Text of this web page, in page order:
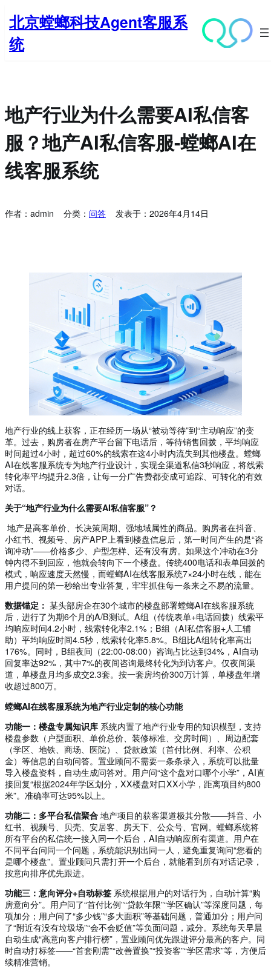
至
内
容
北京螳螂科技Agent客服系
统
地产行业为什么需要AI私信客
服？地产AI私信客服-螳螂AI在
线客服系统
作者： admin 分类： 问答 发表于： 2026年4月14日
地产行业的线上获客，正在经历一场从“被动等待”到“主动响应”的变
革。过去，购房者在房产平台留下电话后，等待销售回拨，平均响应
时间超过4小时，超过60%的线索在这4小时内流失到其他楼盘。螳螂
AI在线客服系统专为地产行业设计，实现全渠道私信3秒响应，将线索
转化率平均提升2.3倍，让每一分广告费都变成可追踪、可转化的有效
对话。
关于“地产行业为什么需要AI私信客服”？
地产是高客单价、长决策周期、强地域属性的商品。购房者在抖音、
小红书、视频号、房产APP上看到楼盘信息后，第一时间产生的是“咨
询冲动”——价格多少、户型怎样、还有没有房。如果这个冲动在3分
钟内得不到回应，他就会转向下一个楼盘。传统400电话和表单回拨的
模式，响应速度天然慢，而螳螂AI在线客服系统7×24小时在线，能在
用户提问的第一秒给出专业答复，牢牢抓住每一条来之不易的流量。
数据锚定： 某头部房企在30个城市的楼盘部署螳螂AI在线客服系统
后，进行了为期6个月的A/B测试。A组（传统表单+电话回拨）线索平
均响应时间4.2小时，线索转化率2.1%；B组（AI私信客服+人工辅
助）平均响应时间4.5秒，线索转化率5.8%。B组比A组转化率高出
176%。同时，B组夜间（22:00-08:00）咨询占比达到34%，AI自动
回复率达92%，其中7%的夜间咨询最终转化为到访客户。仅夜间渠
道，单楼盘月均多成交2.3套。按一套房均价300万计算，单楼盘年增
收超过800万。
螳螂AI在线客服系统为地产行业定制的核心功能
功能一：楼盘专属知识库 系统内置了地产行业专用的知识模型，支持
楼盘参数（户型面积、单价总价、装修标准、交房时间）、周边配套
（学区、地铁、商场、医院）、贷款政策（首付比例、利率、公积
金）等信息的自动问答。置业顾问不需要一条条录入，系统可以批量
导入楼盘资料，自动生成问答对。用户问“这个盘对口哪个小学”，AI直
接回复“根据2024年学区划分，XX楼盘对口XX小学，距离项目约800
米”。准确率可达95%以上。
功能二：多平台私信聚合 地产项目的获客渠道极其分散——抖音、小
红书、视频号、贝壳、安居客、房天下、公众号、官网。螳螂系统将
所有平台的私信统一接入同一个后台，AI自动响应所有渠道。用户在
不同平台问同一个问题，系统能识别出同一人，避免重复询问“您看的
是哪个楼盘”。置业顾问只需打开一个后台，就能看到所有对话记录，
按意向排序优先跟进。
功能三：意向评分+自动标签 系统根据用户的对话行为，自动计算“购
房意向分”。用户问了“首付比例”“贷款年限”“学区确认”等深度问题，每
项加分；用户问了“多少钱”“多大面积”等基础问题，普通加分；用户问
了“附近有没有垃圾场”“会不会贬值”等负面问题，减分。系统每天早晨
自动生成“高意向客户排行榜”，置业顾问优先跟进评分最高的客户。同
时自动打标签——“首套刚需”“改善置换”“投资客”“学区需求”等，方便后
续精准营销。